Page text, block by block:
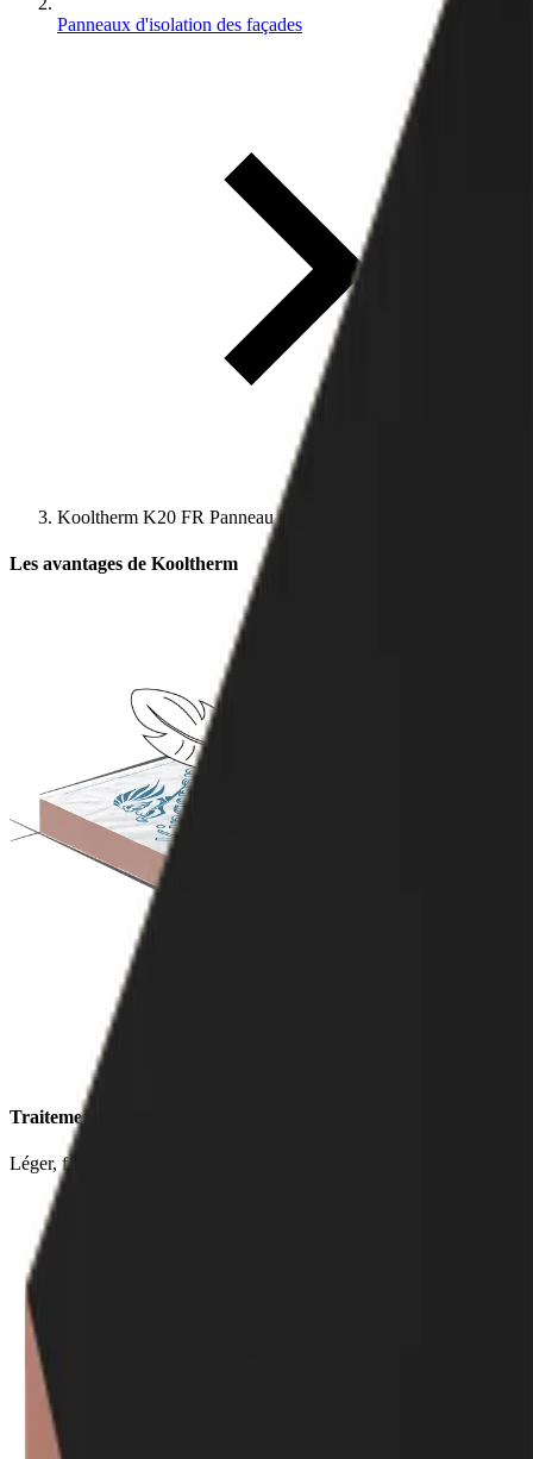
Panneaux d'isolation des façades
Kooltherm K20 FR Panneau Elément Béton
Les avantages de Kooltherm
Traitement
Léger, facile et rapide à traiter.